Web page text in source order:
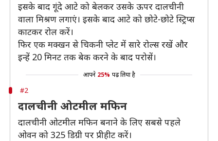
इसके बाद गूंदे आटे को बेलकर उसके ऊपर दालचीनी
वाला मिश्रण लगाएं। इसके बाद आटे को छोटे-छोटे स्ट्रिप्स
काटकर रोल करें।
फिर एक मक्खन से चिकनी प्लेट में सारे रोल्स रखें और
इन्हें 20 मिनट तक बेक करने के बाद परोसें।
आपने 25% पढ़ लिया है
#2
दालचीनी ओटमील मफिन
दालचीनी ओटमील मफिन बनाने के लिए सबसे पहले
ओवन को 325 डिग्री पर प्रीहीट करें।